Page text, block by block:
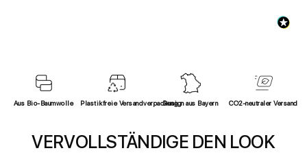
Aus Bio-Baumwolle Plastikfreie VersandverpackungDesign aus Bayern CO2-neutraler Versand
VERVOLLSTÄNDIGE DEN LOOK